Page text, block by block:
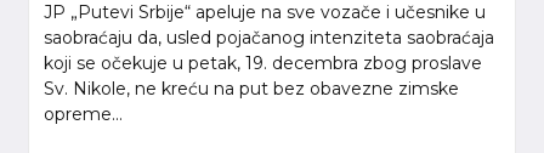
JP „Putevi Srbije“ apeluje na sve vozače i učesnike u
saobraćaju da, usled pojačanog intenziteta saobraćaja
koji se očekuje u petak, 19. decembra zbog proslave
Sv. Nikole, ne kreću na put bez obavezne zimske
opreme...